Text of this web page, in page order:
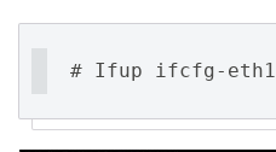
# Ifup ifcfg-eth1